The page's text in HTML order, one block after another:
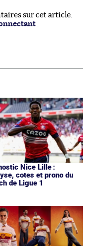
sur cet article.
.
Nice Lille :
cotes et prono du
de Ligue 1